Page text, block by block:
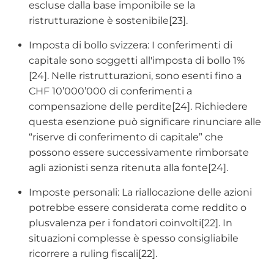
escluse dalla base imponibile se la
ristrutturazione è sostenibile[23].
Imposta di bollo svizzera: I conferimenti di
capitale sono soggetti all'imposta di bollo 1%
[24]. Nelle ristrutturazioni, sono esenti fino a
CHF 10’000’000 di conferimenti a
compensazione delle perdite[24]. Richiedere
questa esenzione può significare rinunciare alle
“riserve di conferimento di capitale” che
possono essere successivamente rimborsate
agli azionisti senza ritenuta alla fonte[24].
Imposte personali: La riallocazione delle azioni
potrebbe essere considerata come reddito o
plusvalenza per i fondatori coinvolti[22]. In
situazioni complesse è spesso consigliabile
ricorrere a ruling fiscali[22].